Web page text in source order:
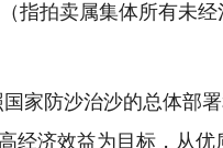
指拍卖属集体所有未经
家防沙治沙的总体部
经济效益为目标，从优